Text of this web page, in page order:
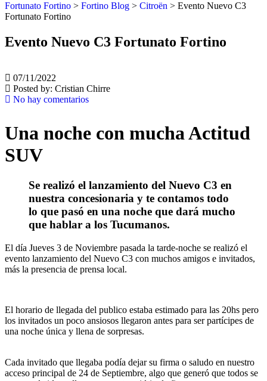
Fortunato Fortino > Fortino Blog > Citroën > Evento Nuevo C3
Fortunato Fortino
Evento Nuevo C3 Fortunato Fortino
07/11/2022
Posted by: Cristian Chirre
No hay comentarios
Una noche con mucha Actitud
SUV
Se realizó el lanzamiento del Nuevo C3 en
nuestra concesionaria y te contamos todo
lo que pasó en una noche que dará mucho
que hablar a los Tucumanos.
El día Jueves 3 de Noviembre pasada la tarde-noche se realizó el
evento lanzamiento del Nuevo C3 con muchos amigos e invitados,
más la presencia de prensa local.
El horario de llegada del publico estaba estimado para las 20hs pero
los invitados un poco ansiosos llegaron antes para ser partícipes de
una noche única y llena de sorpresas.
Cada invitado que llegaba podía dejar su firma o saludo en nuestro
acceso principal de 24 de Septiembre, algo que generó que todos se